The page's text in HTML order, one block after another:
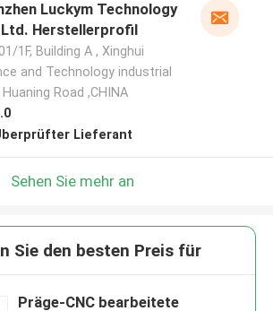
Luckym Technology
Ltd. Herstellerprofil
1F, Building A , Xinghui
and Technology industrial
Huaning Road ,CHINA
Lieferant
Sehen Sie mehr an
Sie den besten Preis für
Präge-CNC bearbeitete